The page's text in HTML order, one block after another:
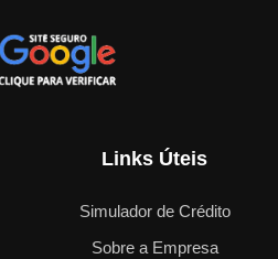
Links Úteis
Simulador de Crédito
Sobre a Empresa